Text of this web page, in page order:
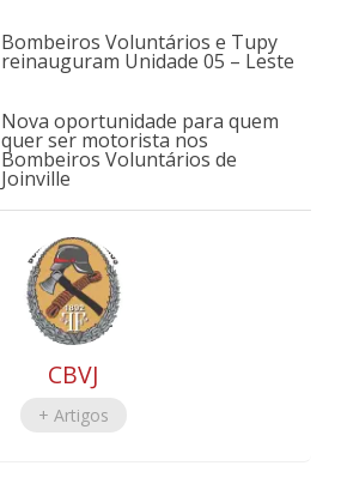
Bombeiros Voluntários e Tupy
reinauguram Unidade 05 – Leste
Nova oportunidade para quem
quer ser motorista nos
Bombeiros Voluntários de
Joinville
CBVJ
+ Artigos